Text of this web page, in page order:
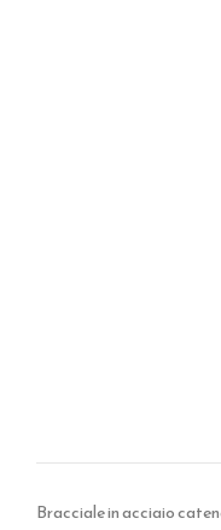
Bracciale in acciaio